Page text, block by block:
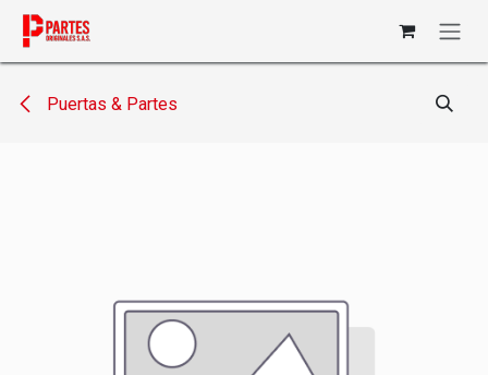
Ir al contenido
Puertas & Partes